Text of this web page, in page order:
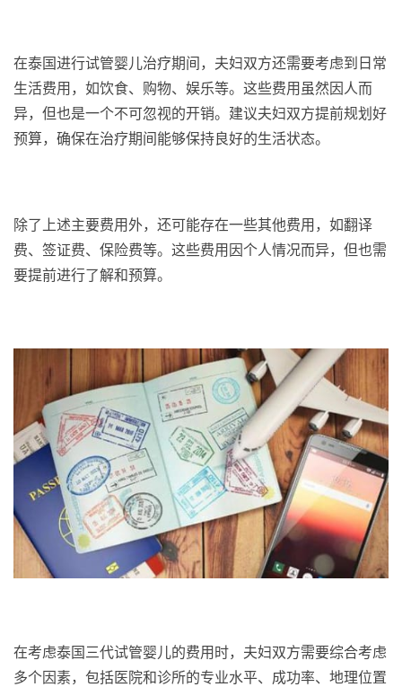
在泰国进行试管婴儿治疗期间，夫妇双方还需要考虑到日常
生活费用，如饮食、购物、娱乐等。这些费用虽然因人而
异，但也是一个不可忽视的开销。建议夫妇双方提前规划好
预算，确保在治疗期间能够保持良好的生活状态。
除了上述主要费用外，还可能存在一些其他费用，如翻译
费、签证费、保险费等。这些费用因个人情况而异，但也需
要提前进行了解和预算。
在考虑泰国三代试管婴儿的费用时，夫妇双方需要综合考虑
多个因素，包括医院和诊所的专业水平、成功率、地理位置